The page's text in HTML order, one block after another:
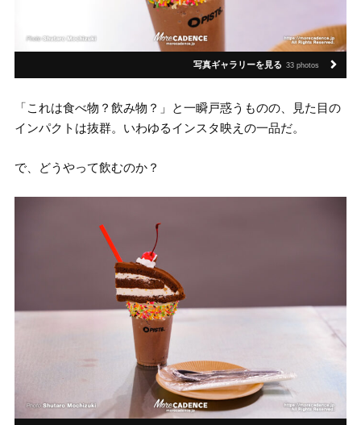
写真ギャラリーを見る 33 photos
「これは食べ物？飲み物？」と一瞬戸惑うものの、見た目の
インパクトは抜群。いわゆるインスタ映えの一品だ。
で、どうやって飲むのか？